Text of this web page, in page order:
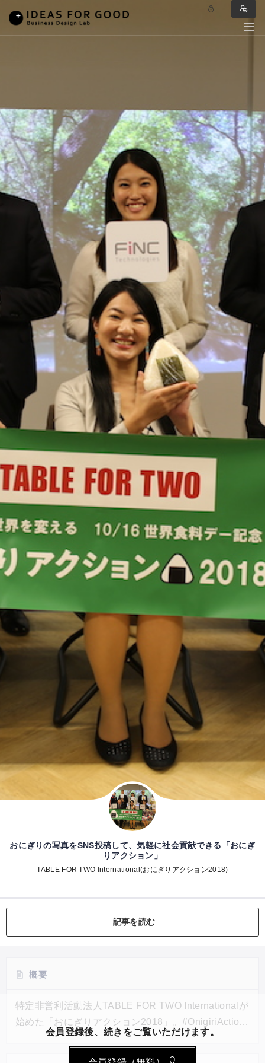
おにぎりの写真をSNS投稿して、気軽に社会貢献できる「おにぎ
りアクション」
TABLE FOR TWO International(おにぎりアクション2018)
記事を読む
概要
特定非営利活動法人TABLE FOR TWO Internationalが
始めた「おにぎりアクション2018」。#OnigiriAction
というハッシュタグをつけ、おにぎりの写真をSNSま
会員登録後、続きをご覧いただけます。